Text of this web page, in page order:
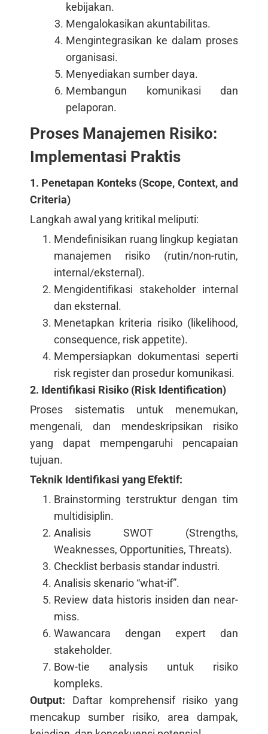
kebijakan.
Mengalokasikan akuntabilitas.
Mengintegrasikan ke dalam proses
organisasi.
Menyediakan sumber daya.
Membangun komunikasi dan
pelaporan.
Proses Manajemen Risiko:
Implementasi Praktis
1. Penetapan Konteks (Scope, Context, and
Criteria)
Langkah awal yang kritikal meliputi:
Mendefinisikan ruang lingkup kegiatan
manajemen risiko (rutin/non-rutin,
internal/eksternal).
Mengidentifikasi stakeholder internal
dan eksternal.
Menetapkan kriteria risiko (likelihood,
consequence, risk appetite).
Mempersiapkan dokumentasi seperti
risk register dan prosedur komunikasi.
2. Identifikasi Risiko (Risk Identification)
Proses sistematis untuk menemukan,
mengenali, dan mendeskripsikan risiko
yang dapat mempengaruhi pencapaian
tujuan.
Teknik Identifikasi yang Efektif:
Brainstorming terstruktur dengan tim
multidisiplin.
Analisis SWOT (Strengths,
Weaknesses, Opportunities, Threats).
Checklist berbasis standar industri.
Analisis skenario “what-if”.
Review data historis insiden dan near-
miss.
Wawancara dengan expert dan
stakeholder.
Bow-tie analysis untuk risiko
kompleks.
Output: Daftar komprehensif risiko yang
mencakup sumber risiko, area dampak,